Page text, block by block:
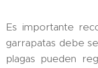
Es importante
garrapatas debe
plagas pueden